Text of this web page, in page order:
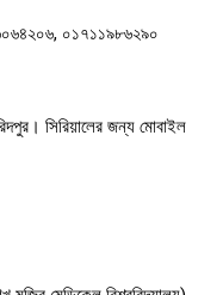
০১৭১১৯৮৬২৯০
সিরিয়ালের জন্য মোবাইল